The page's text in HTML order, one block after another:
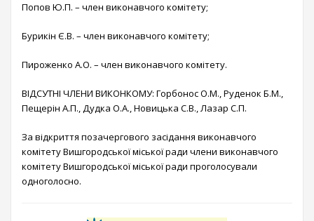
Попов Ю.П. – член виконавчого комітету;
Бурикін Є.В. – член виконавчого комітету;
Пироженко А.О. – член виконавчого комітету.
ВІДСУТНІ ЧЛЕНИ ВИКОНКОМУ: Горбонос О.М., Руденок Б.М.,
Пещерін А.П., Дудка О.А., Новицька С.В., Лазар С.П.
За відкриття позачергового засідання виконавчого
комітету Вишгородської міської ради члени виконавчого
комітету Вишгородської міської ради проголосували
одноголосно.